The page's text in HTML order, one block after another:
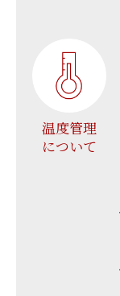
温度管理
について